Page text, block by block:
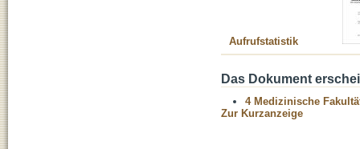
Aufrufstatistik
Das Dokument
4 Medizinische
Zur Kurzanzeige